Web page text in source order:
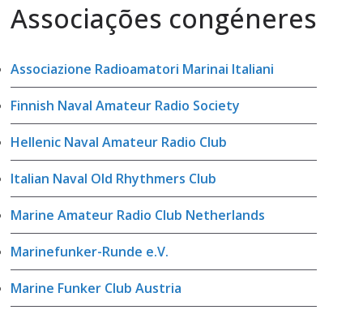
Associações congéneres
Associazione Radioamatori Marinai Italiani
Finnish Naval Amateur Radio Society
Hellenic Naval Amateur Radio Club
Italian Naval Old Rhythmers Club
Marine Amateur Radio Club Netherlands
Marinefunker-Runde e.V.
Marine Funker Club Austria